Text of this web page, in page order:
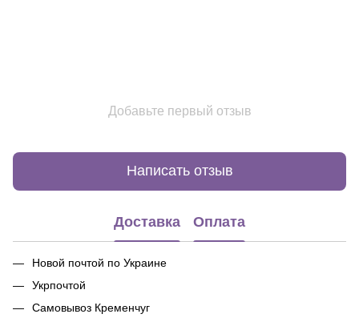
Добавьте первый отзыв
Написать отзыв
Доставка Оплата
Новой почтой по Украине
Укрпочтой
Самовывоз Кременчуг